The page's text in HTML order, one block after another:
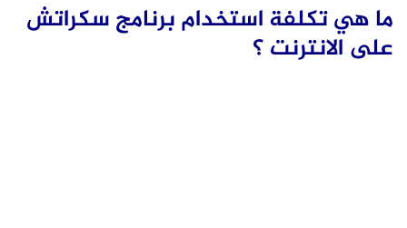
ما هي تكلفة استخدام برنامج سكراتش
على الانترنت ؟